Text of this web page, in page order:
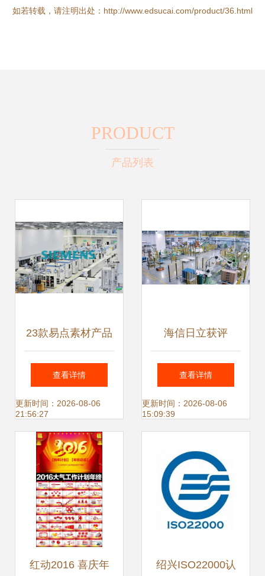
如若转载，请注明出处：http://www.edsucai.com/product/36.html
PRODUCT
产品列表
23款易点素材产品
全面评测 功能、设
计与适用场景解析
查看详情
更新时间：2026-08-06
21:56:27
海信日立获评
查看详情
更新时间：2026-08-06
15:09:39
红动2016 喜庆年 绍兴ISO22000认